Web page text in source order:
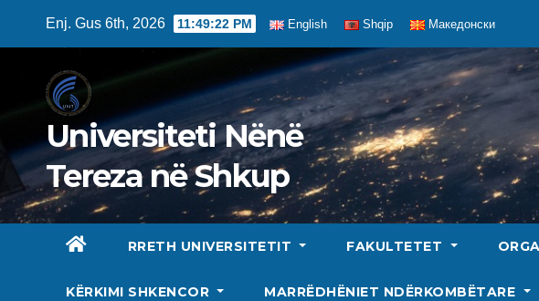
Enj. Gus 6th, 2026 11:49:23 PM English Shqip Македонски
Universiteti Nënë
Tereza në Shkup
RRETH UNIVERSITETIT FAKULTETET
KËRKIMI SHKENCOR MARRËDHËNIET NDËRKOMBËTARE